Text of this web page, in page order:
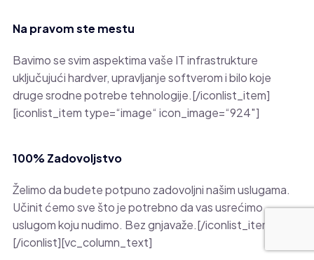
Na pravom ste mestu
Bavimo se svim aspektima vaše IT infrastrukture
uključujući hardver, upravljanje softverom i bilo koje
druge srodne potrebe tehnologije.[/iconlist_item]
[iconlist_item type=“image“ icon_image=“924″]
100% Zadovoljstvo
Želimo da budete potpuno zadovoljni našim uslugama.
Učinit ćemo sve što je potrebno da vas usrećimo
uslugom koju nudimo. Bez gnjavaže.[/iconlist_item]
[/iconlist][vc_column_text]